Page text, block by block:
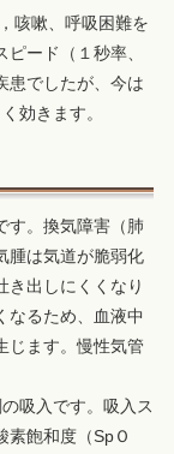
咳嗽、呼吸困難を
ード（１秒率、
患でしたが、今は
効きます。
す。換気障害（肺
腫は気道が脆弱化
き出しにくくなり
なるため、血液中
じます。慢性気管
吸入です。吸入ス
素飽和度（SpＯ